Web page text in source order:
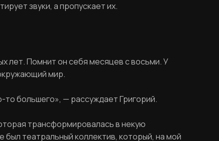
звуки, а пропускает их.
лет. Помнит он себя месяцев с восьми. У
мир.
большего», — рассуждает Григорий.
трансформировалась в некую
был театральный коллектив, который, на мой